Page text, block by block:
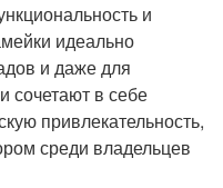
и
идеально
и даже для
сочетают в себе
привлекательность,
среди владельцев